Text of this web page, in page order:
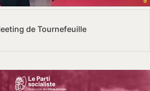
de Tournefeuille